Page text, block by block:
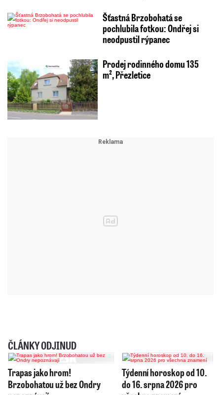
Šťastná Brzobohatá se
pochlubila fotkou: Ondřej si
neodpustil rýpanec
Prodej rodinného domu 135
m², Přezletice
ČLÁNKY ODJINUD
Trapas jako hrom!
Brzobohatou už bez Ondry
Týdenní horoskop od 10.
do 16. srpna 2026 pro